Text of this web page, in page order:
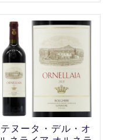
テヌータ・デル・オ